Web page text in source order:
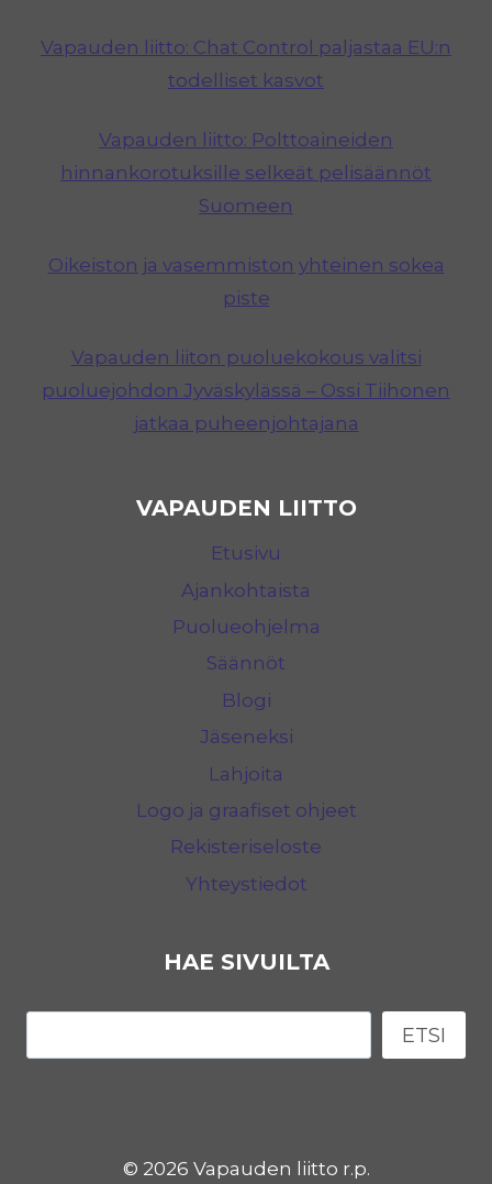
Vapauden liitto: Chat Control paljastaa EU:n
todelliset kasvot
Vapauden liitto: Polttoaineiden
hinnankorotuksille selkeät pelisäännöt
Suomeen
Oikeiston ja vasemmiston yhteinen sokea
piste
Vapauden liiton puoluekokous valitsi
puoluejohdon Jyväskylässä – Ossi Tiihonen
jatkaa puheenjohtajana
VAPAUDEN LIITTO
Etusivu
Ajankohtaista
Puolueohjelma
Säännöt
Blogi
Jäseneksi
Lahjoita
Logo ja graafiset ohjeet
Rekisteriseloste
Yhteystiedot
HAE SIVUILTA
ETSI
© 2026 Vapauden liitto r.p.